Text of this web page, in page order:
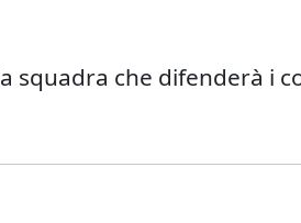
squadra che difenderà i